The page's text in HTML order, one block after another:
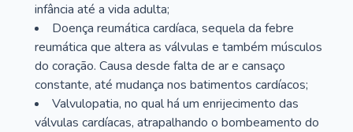
infância até a vida adulta;
Doença reumática cardíaca, sequela da febre
reumática que altera as válvulas e também músculos
do coração. Causa desde falta de ar e cansaço
constante, até mudança nos batimentos cardíacos;
Valvulopatia, no qual há um enrijecimento das
válvulas cardíacas, atrapalhando o bombeamento do